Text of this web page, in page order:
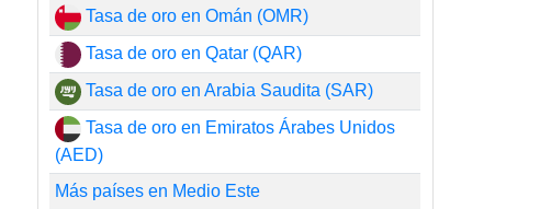
Tasa de oro en Omán (OMR)
Tasa de oro en Qatar (QAR)
Tasa de oro en Arabia Saudita (SAR)
Tasa de oro en Emiratos Árabes Unidos
(AED)
Más países en Medio Este